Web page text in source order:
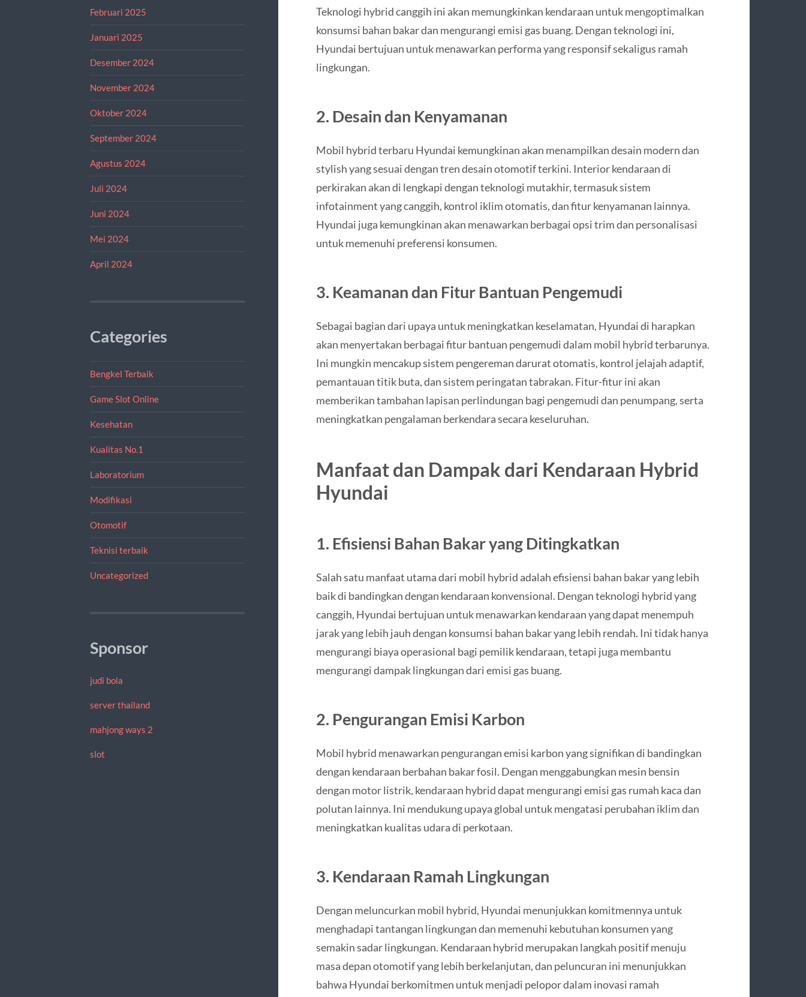
Februari 2025
Januari 2025
Desember 2024
November 2024
Oktober 2024
September 2024
Agustus 2024
Juli 2024
Juni 2024
Mei 2024
April 2024
Categories
Bengkel Terbaik
Game Slot Online
Kesehatan
Kualitas No.1
Laboratorium
Modifikasi
Otomotif
Teknisi terbaik
Uncategorized
Sponsor
judi bola
server thailand
mahjong ways 2
slot
Teknologi hybrid canggih ini akan memungkinkan kendaraan untuk mengoptimalkan
konsumsi bahan bakar dan mengurangi emisi gas buang. Dengan teknologi ini,
Hyundai bertujuan untuk menawarkan performa yang responsif sekaligus ramah
lingkungan.
2. Desain dan Kenyamanan
Mobil hybrid terbaru Hyundai kemungkinan akan menampilkan desain modern dan
stylish yang sesuai dengan tren desain otomotif terkini. Interior kendaraan di
perkirakan akan di lengkapi dengan teknologi mutakhir, termasuk sistem
infotainment yang canggih, kontrol iklim otomatis, dan fitur kenyamanan lainnya.
Hyundai juga kemungkinan akan menawarkan berbagai opsi trim dan personalisasi
untuk memenuhi preferensi konsumen.
3. Keamanan dan Fitur Bantuan Pengemudi
Sebagai bagian dari upaya untuk meningkatkan keselamatan, Hyundai di harapkan
akan menyertakan berbagai fitur bantuan pengemudi dalam mobil hybrid terbarunya.
Ini mungkin mencakup sistem pengereman darurat otomatis, kontrol jelajah adaptif,
pemantauan titik buta, dan sistem peringatan tabrakan. Fitur-fitur ini akan
memberikan tambahan lapisan perlindungan bagi pengemudi dan penumpang, serta
meningkatkan pengalaman berkendara secara keseluruhan.
Manfaat dan Dampak dari Kendaraan Hybrid
Hyundai
1. Efisiensi Bahan Bakar yang Ditingkatkan
Salah satu manfaat utama dari mobil hybrid adalah efisiensi bahan bakar yang lebih
baik di bandingkan dengan kendaraan konvensional. Dengan teknologi hybrid yang
canggih, Hyundai bertujuan untuk menawarkan kendaraan yang dapat menempuh
jarak yang lebih jauh dengan konsumsi bahan bakar yang lebih rendah. Ini tidak hanya
mengurangi biaya operasional bagi pemilik kendaraan, tetapi juga membantu
mengurangi dampak lingkungan dari emisi gas buang.
2. Pengurangan Emisi Karbon
Mobil hybrid menawarkan pengurangan emisi karbon yang signifikan di bandingkan
dengan kendaraan berbahan bakar fosil. Dengan menggabungkan mesin bensin
dengan motor listrik, kendaraan hybrid dapat mengurangi emisi gas rumah kaca dan
polutan lainnya. Ini mendukung upaya global untuk mengatasi perubahan iklim dan
meningkatkan kualitas udara di perkotaan.
3. Kendaraan Ramah Lingkungan
Dengan meluncurkan mobil hybrid, Hyundai menunjukkan komitmennya untuk
menghadapi tantangan lingkungan dan memenuhi kebutuhan konsumen yang
semakin sadar lingkungan. Kendaraan hybrid merupakan langkah positif menuju
masa depan otomotif yang lebih berkelanjutan, dan peluncuran ini menunjukkan
bahwa Hyundai berkomitmen untuk menjadi pelopor dalam inovasi ramah